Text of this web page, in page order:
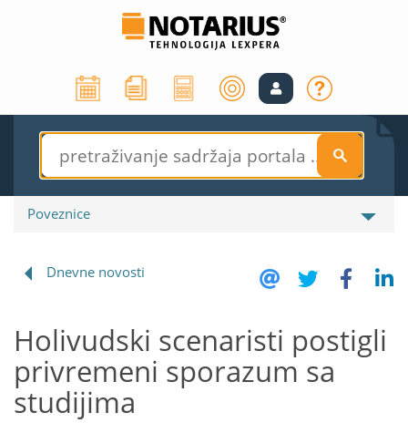
S
Poveznice
Dnevne novosti
Holivudski scenaristi postigli
privremeni sporazum sa
studijima